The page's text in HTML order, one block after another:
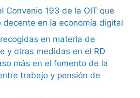
Convenio 193 de la OIT que
decente en la economía digital
en materia de
y otras medidas en el RD
más en el fomento de la
trabajo y pensión de